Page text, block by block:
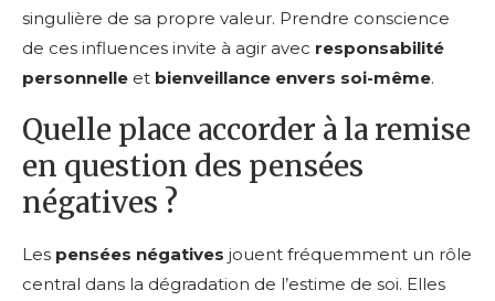
singulière de sa propre valeur. Prendre conscience
de ces influences invite à agir avec responsabilité
personnelle et bienveillance envers soi-même.
Quelle place accorder à la remise
en question des pensées
négatives ?
Les pensées négatives jouent fréquemment un rôle
central dans la dégradation de l’estime de soi. Elles